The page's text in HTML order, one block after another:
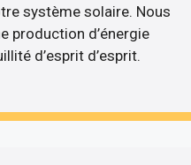
système solaire. Nous
production d’énergie
d’esprit d’esprit.